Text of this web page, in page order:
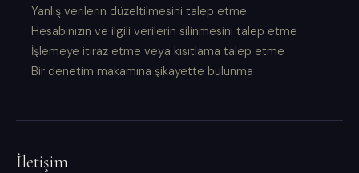
Yanlış verilerin düzeltilmesini talep etme
Hesabınızın ve ilgili verilerin silinmesini talep etme
İşlemeye itiraz etme veya kısıtlama talep etme
Bir denetim makamına şikayette bulunma
İletişim